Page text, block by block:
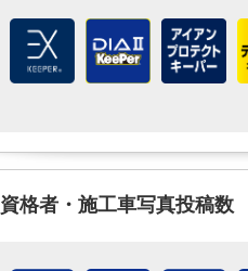
資格者・施工車写真投稿数